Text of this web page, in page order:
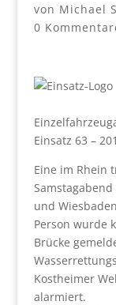
von Michael
0
Einsatz 63 –
Eine im Rhein
und
Person wurde
Brücke
Kostheimer
alarmiert.